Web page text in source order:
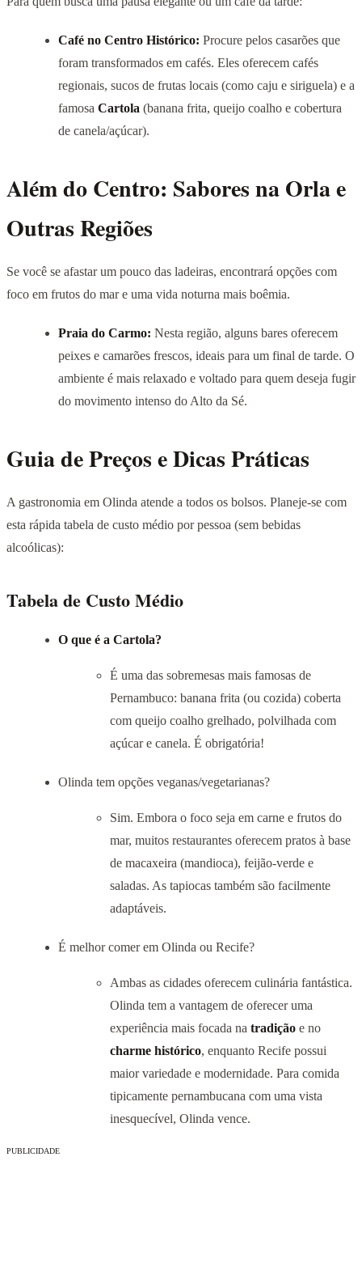
Café no Centro Histórico: Procure pelos casarões que
foram transformados em cafés. Eles oferecem cafés
regionais, sucos de frutas locais (como caju e siriguela) e a
famosa Cartola (banana frita, queijo coalho e cobertura
de canela/açúcar).
Além do Centro: Sabores na Orla e
Outras Regiões
Se você se afastar um pouco das ladeiras, encontrará opções com
foco em frutos do mar e uma vida noturna mais boêmia.
Praia do Carmo: Nesta região, alguns bares oferecem
peixes e camarões frescos, ideais para um final de tarde. O
ambiente é mais relaxado e voltado para quem deseja fugir
do movimento intenso do Alto da Sé.
Guia de Preços e Dicas Práticas
A gastronomia em Olinda atende a todos os bolsos. Planeje-se com
esta rápida tabela de custo médio por pessoa (sem bebidas
alcoólicas):
Tabela de Custo Médio
O que é a Cartola?
É uma das sobremesas mais famosas de
Pernambuco: banana frita (ou cozida) coberta
com queijo coalho grelhado, polvilhada com
açúcar e canela. É obrigatória!
Olinda tem opções veganas/vegetarianas?
Sim. Embora o foco seja em carne e frutos do
mar, muitos restaurantes oferecem pratos à base
de macaxeira (mandioca), feijão-verde e
saladas. As tapiocas também são facilmente
adaptáveis.
É melhor comer em Olinda ou Recife?
Ambas as cidades oferecem culinária fantástica.
Olinda tem a vantagem de oferecer uma
experiência mais focada na tradição e no
charme histórico, enquanto Recife possui
maior variedade e modernidade. Para comida
tipicamente pernambucana com uma vista
inesquecível, Olinda vence.
PUBLICIDADE